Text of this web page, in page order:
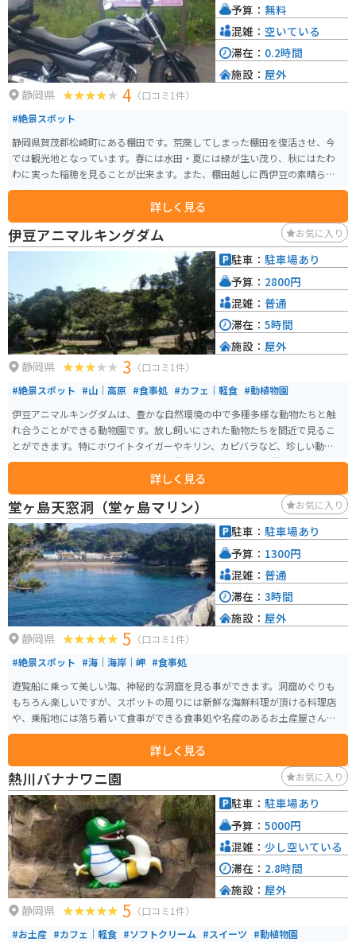
静岡県 4 （口コミ1件）
#絶景スポット
静岡県賀茂郡松崎町にある棚田です。荒廃してしまった棚田を復活させ、今
では観光地となっています。春には水田・夏には緑が生い茂り、秋にはたわ
わに実った稲穂を見ることが出来ます。また、棚田越しに西伊豆の素晴らし
い海を望むことができます。 道路が狭いので、路上駐車は避けるようにして
ください。近隣には「展望台駐車場」などがありますので、そこから徒歩で
向かうのがオススメです。国道沿いではないため、知らないと通り過ぎてし
まいます。石部の棚田に至る道は絶景が続きます。バイクで向かうと潮風を感
じながらのツーリングとなるので、一層楽しめます。
詳しく見る
予算： 無料
混雑： 空いている
滞在： 0.2時間
施設： 屋外
伊豆アニマルキングダム お気に入り
静岡県 3 （口コミ1件）
#絶景スポット #山｜高原 #食事処 #カフェ｜軽食 #動植物園
伊豆アニマルキングダムは、豊かな自然環境の中で多種多様な動物たちと触
れ合うことができる動物園です。放し飼いにされた動物たちを間近で見るこ
とができます。特にホワイトタイガーやキリン、カピバラなど、珍しい動物た
ちとのふれあいは大人気です。また、遊園地やレストランも併設されてお
り、1人でもグループでも一日中楽しむことが可能です。伊豆稲取温泉の高台
にあるので、天気が良い日には太平洋に浮かぶ伊豆七島を一望できるので、
景色も楽しめるレジャー施設です。
詳しく見る
駐車： 駐車場あり
予算： 2800円
混雑： 普通
滞在： 5時間
施設： 屋外
堂ヶ島天窓洞（堂ヶ島マリン） お気に入り
静岡県 5 （口コミ1件）
#絶景スポット #海｜海岸｜岬 #食事処
遊覧船に乗って美しい海、神秘的な洞窟を見る事ができます。洞窟めぐりも
もちろん楽しいですが、スポットの周りには新鮮な海鮮料理が頂ける料理店
や、乗船地には落ち着いて食事ができる食事処や名産のあるお土産屋さんも
ありゆっくり楽しめる場所です。また、海岸沿いにハイキングコースが設け
られており、そこから望む景色も絶景です。岩場もあるので、歩きやすい靴
で行くのがオススメです。
詳しく見る
駐車： 駐車場あり
予算： 1300円
混雑： 普通
滞在： 3時間
施設： 屋外
熱川バナナワニ園 お気に入り
静岡県 5 （口コミ1件）
#お土産 #カフェ｜軽食 #ソフトクリーム #スイーツ #動植物園
駐車： 駐車場あり
予算： 5000円
混雑： 少し空いている
滞在： 2.8時間
施設： 屋外